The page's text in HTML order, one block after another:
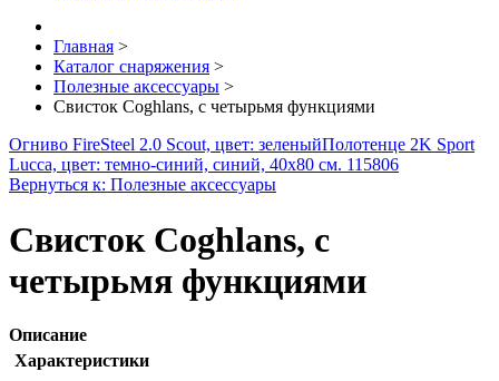
Главная >
Каталог снаряжения >
Полезные аксессуары >
Свисток Coghlans, с четырьмя функциями
Огниво FireSteel 2.0 Scout, цвет: зеленыйПолотенце 2K Sport
Lucca, цвет: темно-синий, синий, 40х80 см. 115806
Вернуться к: Полезные аксессуары
Свисток Coghlans, с
четырьмя функциями
Описание
Характеристики